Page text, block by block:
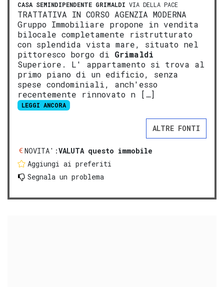
CASA SEMINDIPENDENTE GRIMALDI VIA DELLA PACE
TRATTATIVA IN CORSO AGENZIA MODERNA
Gruppo Immobiliare propone in vendita
bilocale completamente ristrutturato
con splendida vista mare, situato nel
pittoresco borgo di Grimaldi
Superiore. L' appartamento si trova al
primo piano di un edificio, senza
spese condominiali, anch'esso
recentemente rinnovato n […]
LEGGI ANCORA
ALTRE FONTI
NOVITA':VALUTA questo immobile
Aggiungi ai preferiti
Segnala un problema